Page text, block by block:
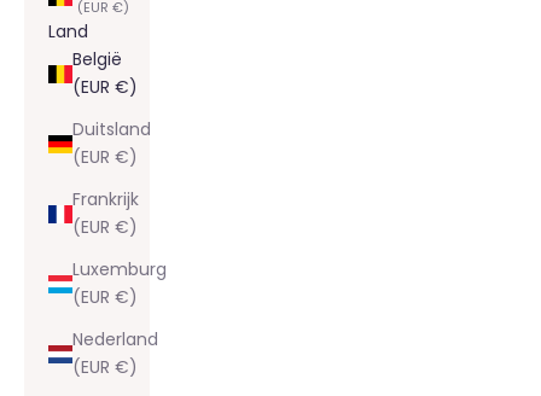
(EUR €)
Land
België
(EUR €)
Duitsland
(EUR €)
Frankrijk
(EUR €)
Luxemburg
(EUR €)
Nederland
(EUR €)